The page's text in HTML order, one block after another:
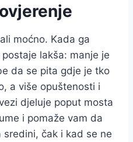
moćno. Kada ga
lakša: manje je
da se pita gdje je tko
a više opuštenosti i
djeluje poput mosta
i pomaže vam da
čak i kad se ne